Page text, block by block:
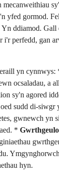
mecanweithiau
yfed gormod.
Yn ddiamod. Gall
i'r perfedd, gan
yn cynnwys:
ocsaladau, a
sy'n agored
sudd di-siwgr
gwnewch yn
*
hyn.